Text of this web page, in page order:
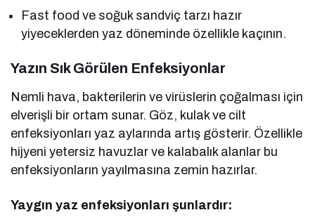
Fast food ve soğuk sandviç tarzı hazır
yiyeceklerden yaz döneminde özellikle kaçının.
Yazın Sık Görülen Enfeksiyonlar
Nemli hava, bakterilerin ve virüslerin çoğalması için
elverişli bir ortam sunar. Göz, kulak ve cilt
enfeksiyonları yaz aylarında artış gösterir. Özellikle
hijyeni yetersiz havuzlar ve kalabalık alanlar bu
enfeksiyonların yayılmasına zemin hazırlar.
Yaygın yaz enfeksiyonları şunlardır: